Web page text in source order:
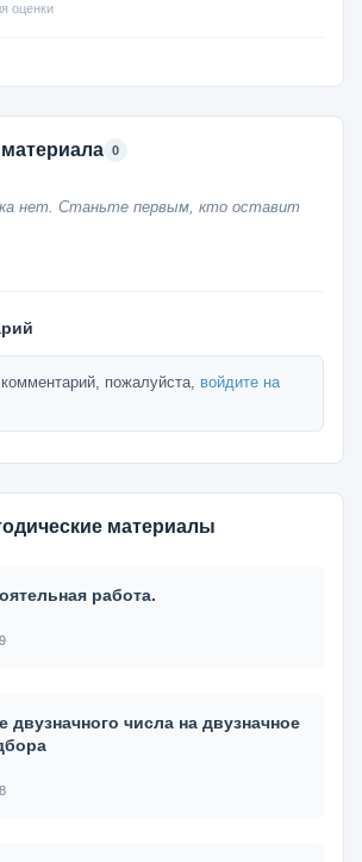
оценки
0
нет. Станьте первым, кто оставит
пожалуйста, войдите на
материалы
работа.
двузначного числа на двузначное